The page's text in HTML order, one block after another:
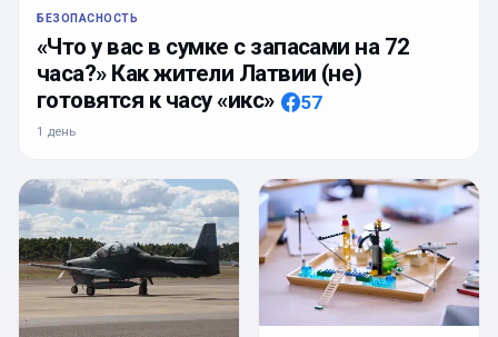
БЕЗОПАСНОСТЬ
«Что у вас в сумке с запасами на 72
часа?» Как жители Латвии (не)
готовятся к часу «икс»
57
1 день